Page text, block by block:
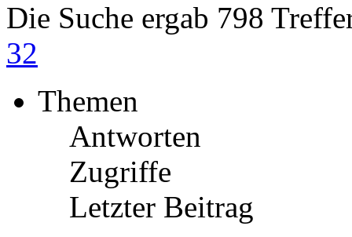
Die Suche ergab 798
32
Themen
Antworten
Zugriffe
Letzter Beitrag